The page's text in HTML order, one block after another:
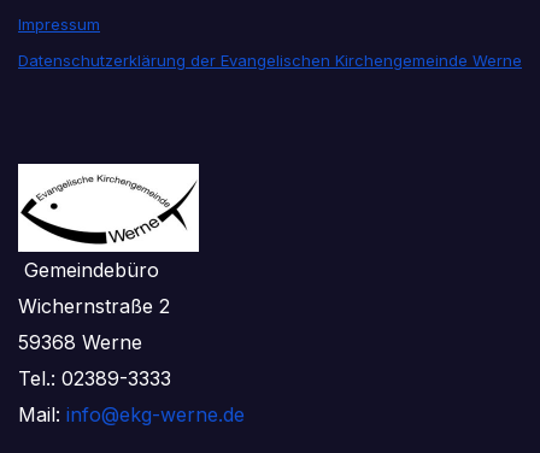
Impressum
Datenschutzerklärung der Evangelischen Kirchengemeinde Werne
Gemeindebüro
Wichernstraße 2
59368 Werne
Tel.: 02389-3333
Mail: info@ekg-werne.de